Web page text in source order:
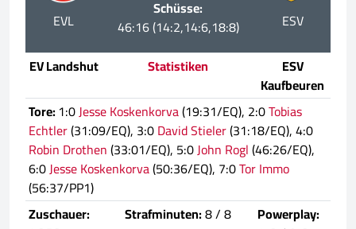
EVL
Schüsse:
46:16 (14:2,14:6,18:8)
ESV
EV Landshut
Statistiken
ESV
Kaufbeuren
Tore:1:0Jesse Koskenkorva(19:31/EQ), 2:0Tobias
Echtler(31:09/EQ), 3:0David Stieler(31:18/EQ), 4:0
Robin Drothen(33:01/EQ), 5:0John Rogl(46:26/EQ),
6:0Jesse Koskenkorva(50:36/EQ), 7:0Tor Immo
(56:37/PP1)
Zuschauer:
Strafminuten:8 / 8
Powerplay: